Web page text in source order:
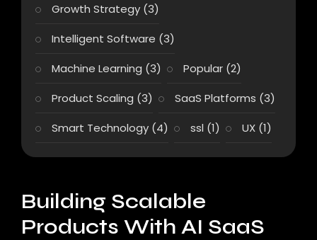
Growth Strategy (3)
Intelligent Software (3)
Machine Learning (3) Popular (2)
Product Scaling (3) SaaS Platforms (3)
Smart Technology (4) ssl (1) UX (1)
Building Scalable
Products With AI SaaS